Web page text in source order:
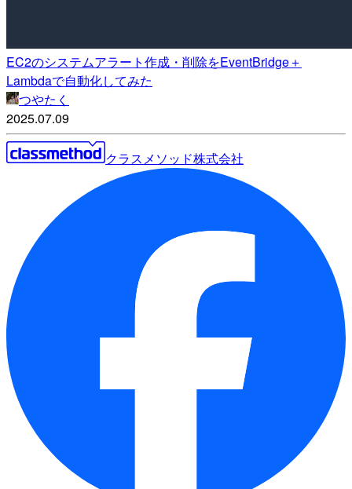
EC2のシステムアラート作成・削除をEventBridge＋
Lambdaで自動化してみた
つやたく
2025.07.09
クラスメソッド株式会社